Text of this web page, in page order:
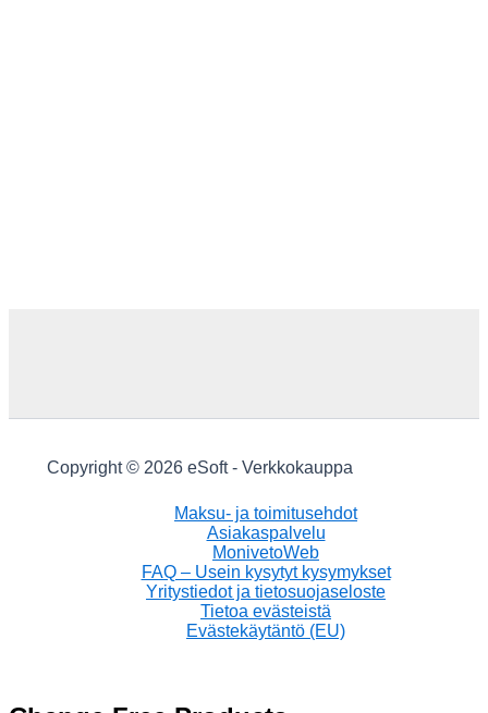
Copyright © 2026 eSoft - Verkkokauppa
Maksu- ja toimitusehdot
Asiakaspalvelu
MonivetoWeb
FAQ – Usein kysytyt kysymykset
Yritystiedot ja tietosuojaseloste
Tietoa evästeistä
Evästekäytäntö (EU)